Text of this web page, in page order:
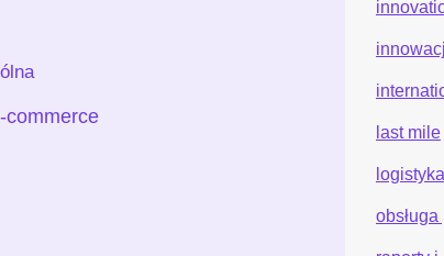
commerce
last mile
logistyka